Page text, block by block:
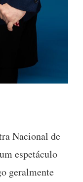
Nacional de
espetáculo
geralmente